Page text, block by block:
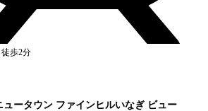
徒歩2分
ュータウン ファインヒルいなぎ ビュー